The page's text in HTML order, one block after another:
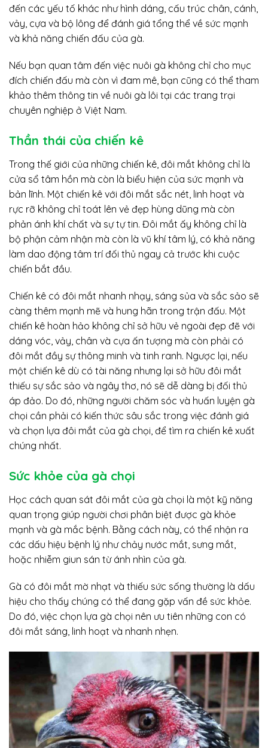
đến các yếu tố khác như hình dáng, cấu trúc chân, cánh,
vảy, cựa và bộ lông để đánh giá tổng thể về sức mạnh
và khả năng chiến đấu của gà.
Nếu bạn quan tâm đến việc nuôi gà không chỉ cho mục
đích chiến đấu mà còn vì đam mê, bạn cũng có thể tham
khảo thêm thông tin về nuôi gà lôi tại các trang trại
chuyên nghiệp ở Việt Nam.
Thần thái của chiến kê
Trong thế giới của những chiến kê, đôi mắt không chỉ là
cửa sổ tâm hồn mà còn là biểu hiện của sức mạnh và
bản lĩnh. Một chiến kê với đôi mắt sắc nét, linh hoạt và
rực rỡ không chỉ toát lên vẻ đẹp hùng dũng mà còn
phản ánh khí chất và sự tự tin. Đôi mắt ấy không chỉ là
bộ phận cảm nhận mà còn là vũ khí tâm lý, có khả năng
làm dao động tâm trí đối thủ ngay cả trước khi cuộc
chiến bắt đầu.
Chiến kê có đôi mắt nhanh nhạy, sáng sủa và sắc sảo sẽ
càng thêm mạnh mẽ và hung hãn trong trận đấu. Một
chiến kê hoàn hảo không chỉ sở hữu vẻ ngoài đẹp đẽ với
dáng vóc, vảy, chân và cựa ấn tượng mà còn phải có
đôi mắt đầy sự thông minh và tinh ranh. Ngược lại, nếu
một chiến kê dù có tài năng nhưng lại sở hữu đôi mắt
thiếu sự sắc sảo và ngây thơ, nó sẽ dễ dàng bị đối thủ
áp đảo. Do đó, những người chăm sóc và huấn luyện gà
chọi cần phải có kiến thức sâu sắc trong việc đánh giá
và chọn lựa đôi mắt của gà chọi, để tìm ra chiến kê xuất
chúng nhất.
Sức khỏe của gà chọi
Học cách quan sát đôi mắt của gà chọi là một kỹ năng
quan trọng giúp người chơi phân biệt được gà khỏe
mạnh và gà mắc bệnh. Bằng cách này, có thể nhận ra
các dấu hiệu bệnh lý như chảy nước mắt, sưng mắt,
hoặc nhiễm giun sán từ ánh nhìn của gà.
Gà có đôi mắt mờ nhạt và thiếu sức sống thường là dấu
hiệu cho thấy chúng có thể đang gặp vấn đề sức khỏe.
Do đó, việc chọn lựa gà chọi nên ưu tiên những con có
đôi mắt sáng, linh hoạt và nhanh nhẹn.